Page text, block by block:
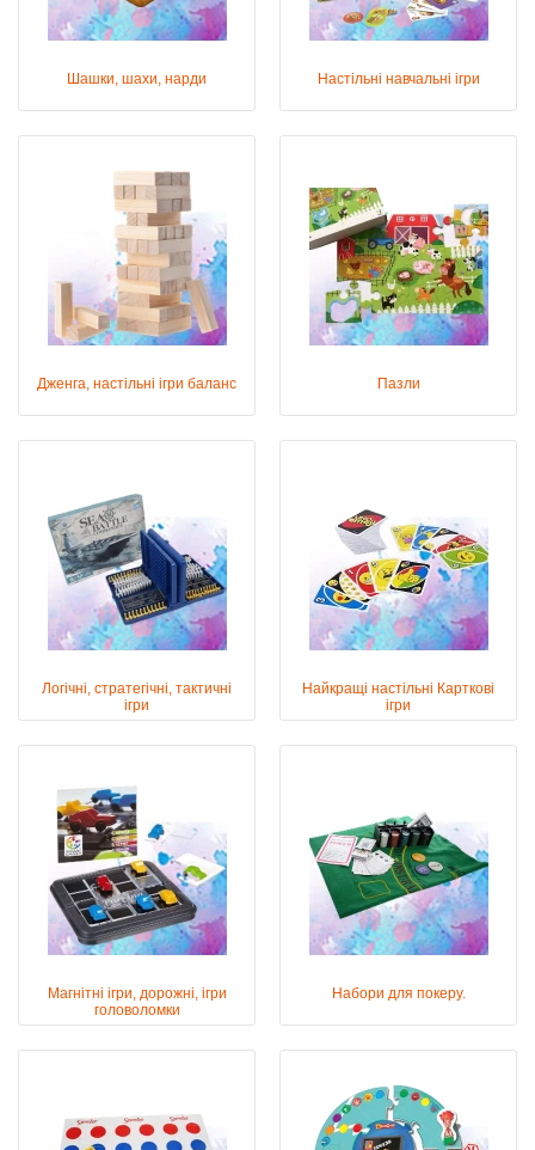
Шашки, шахи, нарди Настільні навчальні ігри
Дженга, настільні ігри баланс Пазли
Логічні, стратегічні, тактичні
ігри
Найкращі настільні Карткові
ігри
Магнітні ігри, дорожні, ігри
головоломки
Набори для покеру.